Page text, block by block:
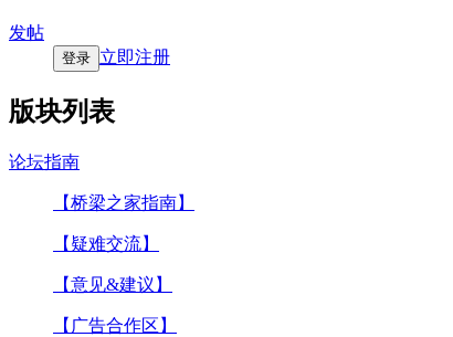
发帖
登录 立即注册
版块列表
论坛指南
【桥梁之家指南】
【疑难交流】
【意见&建议】
【广告合作区】